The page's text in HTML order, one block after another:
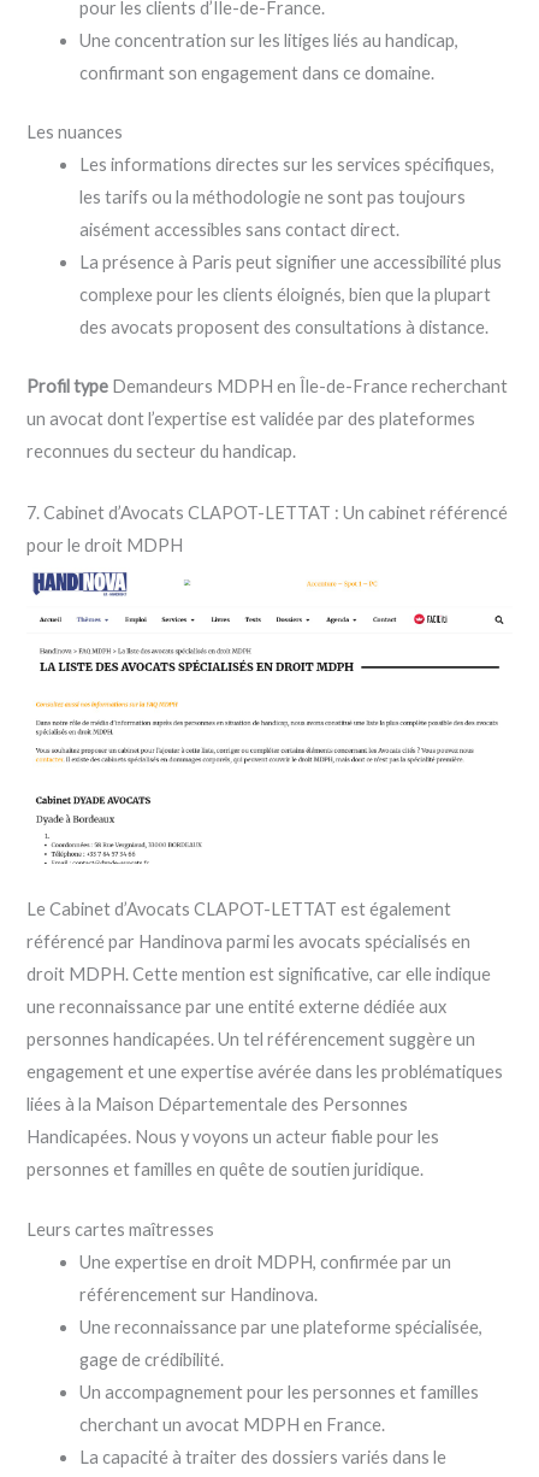
pour les clients d’Île-de-France.
Une concentration sur les litiges liés au handicap,
confirmant son engagement dans ce domaine.
Les nuances
Les informations directes sur les services spécifiques,
les tarifs ou la méthodologie ne sont pas toujours
aisément accessibles sans contact direct.
La présence à Paris peut signifier une accessibilité plus
complexe pour les clients éloignés, bien que la plupart
des avocats proposent des consultations à distance.
Profil type Demandeurs MDPH en Île-de-France recherchant
un avocat dont l’expertise est validée par des plateformes
reconnues du secteur du handicap.
7. Cabinet d’Avocats CLAPOT-LETTAT : Un cabinet référencé
pour le droit MDPH
Le Cabinet d’Avocats CLAPOT-LETTAT est également
référencé par Handinova parmi les avocats spécialisés en
droit MDPH. Cette mention est significative, car elle indique
une reconnaissance par une entité externe dédiée aux
personnes handicapées. Un tel référencement suggère un
engagement et une expertise avérée dans les problématiques
liées à la Maison Départementale des Personnes
Handicapées. Nous y voyons un acteur fiable pour les
personnes et familles en quête de soutien juridique.
Leurs cartes maîtresses
Une expertise en droit MDPH, confirmée par un
référencement sur Handinova.
Une reconnaissance par une plateforme spécialisée,
gage de crédibilité.
Un accompagnement pour les personnes et familles
cherchant un avocat MDPH en France.
La capacité à traiter des dossiers variés dans le